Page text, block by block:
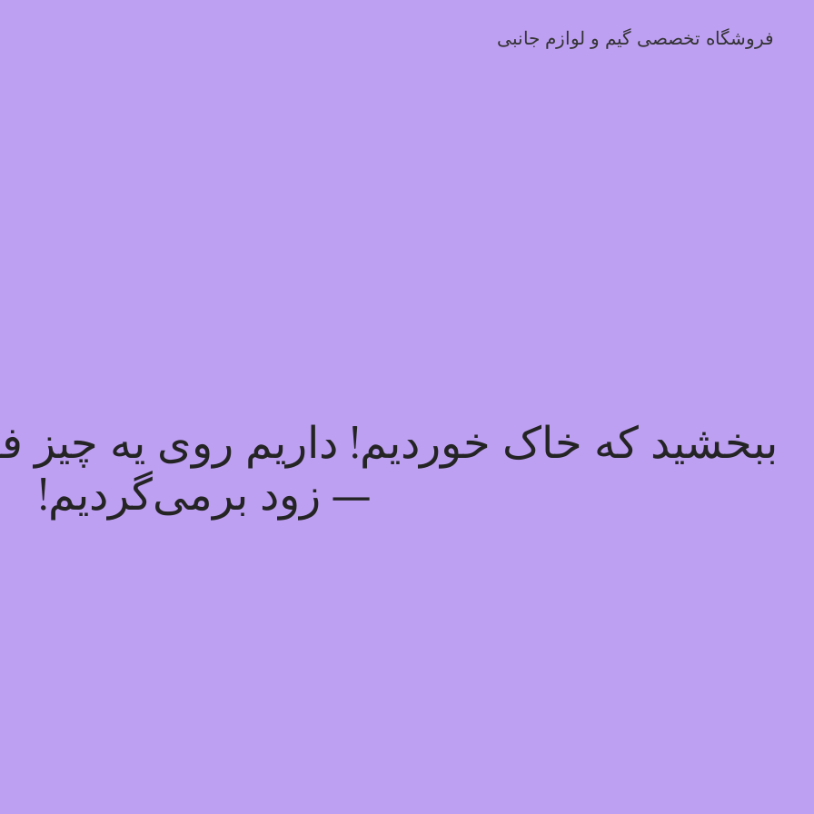
فروشگاه تخصصی گیم و لوازم جانبی
ببخشید که خاک خوردیم! داریم روی یه چیز
— زود برمی‌گردیم!